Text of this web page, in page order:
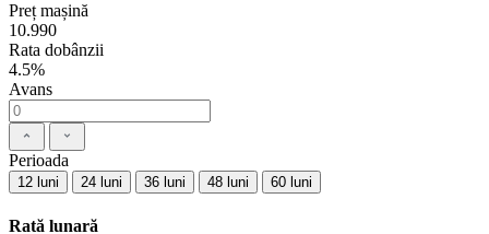
Preț mașină
10.990
Rata dobânzii
4.5%
Avans
Perioada
12 luni 24 luni 36 luni 48 luni 60 luni
Rată lunară